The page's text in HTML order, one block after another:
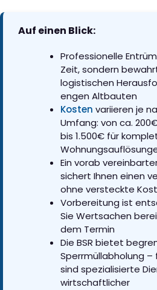
Auf einen Blick:
Professionelle
Zeit, sondern
logistischen
engen Altbauten
Kosten variieren je
Umfang: von ca.
bis 1.500€ für
Ein vorab
sichert Ihnen einen
ohne versteckte
Vorbereitung ist
Sie Wertsachen
dem Termin
Die BSR bietet
Sperrmüllabholung
sind spezialisierte
wirtschaftlicher